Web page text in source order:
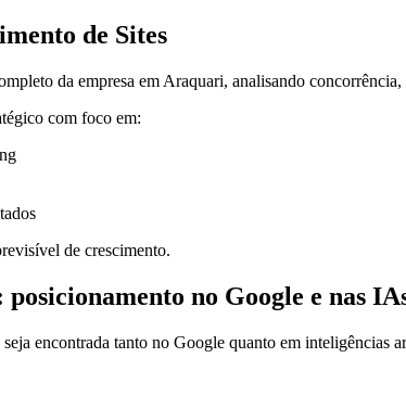
de Sites
da empresa em Araquari, analisando
com foco em:
de crescimento.
no Google e nas
encontrada tanto no Google quanto em inteligências